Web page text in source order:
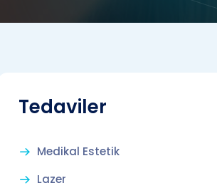
Tedaviler
Medikal Estetik
Lazer